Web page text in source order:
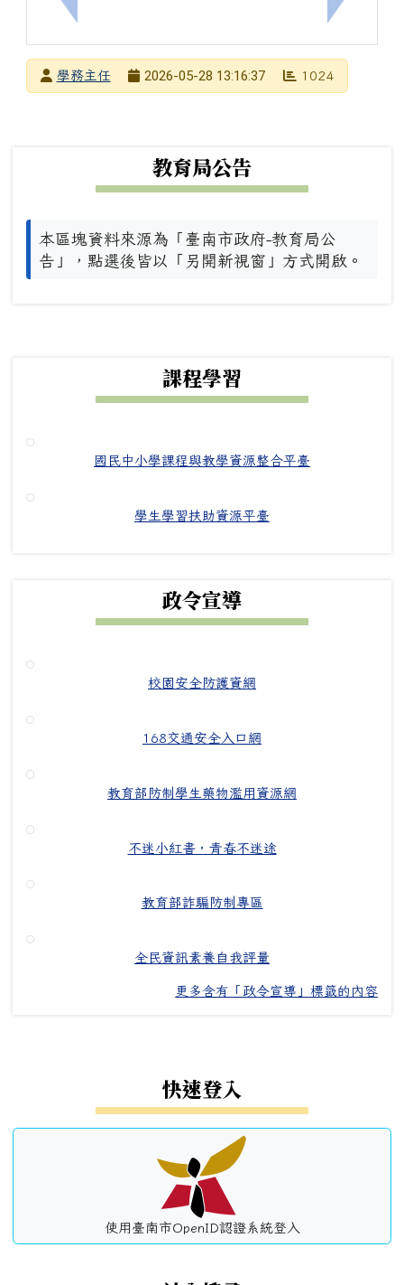
上一筆：轉知臺灣科技大學舉辦「2026臺科電子營」
下一筆：
發布者學務主任
2026-05-28 13:16:37 1024
教育局公告
本區塊資料來源為「臺南市政府-教育局公
告」，點選後皆以「另開新視窗」方式開啟。
課程學習
國民中小學課程與教學資源整合平臺
學生學習扶助資源平臺
政令宣導
校園安全防護資網
168交通安全入口網
教育部防制學生藥物濫用資源網
不迷小紅書，青春不迷途
教育部詐騙防制專區
全民資訊素養自我評量
更多含有「政令宣導」標籤的內容
快速登入
使用臺南市OpenID認證系統登入